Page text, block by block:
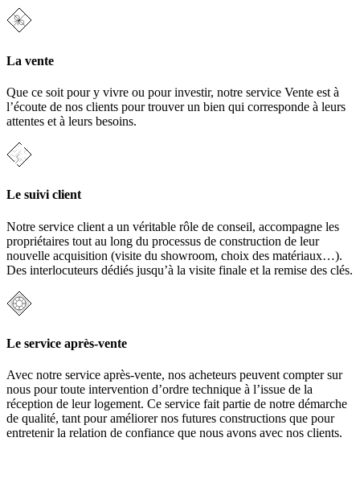
La vente
Que ce soit pour y vivre ou pour investir, notre service Vente est à
l’écoute de nos clients pour trouver un bien qui corresponde à leurs
attentes et à leurs besoins.
Le suivi client
Notre service client a un véritable rôle de conseil, accompagne les
propriétaires tout au long du processus de construction de leur
nouvelle acquisition (visite du showroom, choix des matériaux…).
Des interlocuteurs dédiés jusqu’à la visite finale et la remise des clés.
Le service après-vente
Avec notre service après-vente, nos acheteurs peuvent compter sur
nous pour toute intervention d’ordre technique à l’issue de la
réception de leur logement. Ce service fait partie de notre démarche
de qualité, tant pour améliorer nos futures constructions que pour
entretenir la relation de confiance que nous avons avec nos clients.